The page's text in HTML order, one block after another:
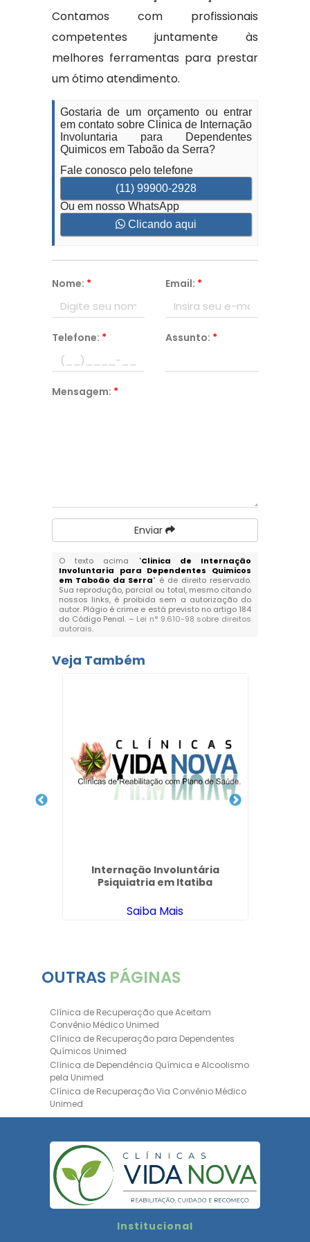
Contamos com profissionais
competentes juntamente às
melhores ferramentas para prestar
um ótimo atendimento.
Gostaria de um orçamento ou entrar
em contato sobre Clinica de Internação
Involuntaria para Dependentes
Quimicos em Taboão da Serra?
Fale conosco pelo telefone
(11) 99900-2928
Ou em nosso WhatsApp
Clicando aqui
Nome: * Email: *
Telefone: * Assunto: *
Mensagem: *
Enviar
O texto acima "Clinica de Internação
Involuntaria para Dependentes Quimicos
em Taboão da Serra" é de direito reservado.
Sua reprodução, parcial ou total, mesmo citando
nossos links, é proibida sem a autorização do
autor. Plágio é crime e está previsto no artigo 184
do Código Penal. – Lei n° 9.610-98 sobre direitos
autorais.
Veja Também
Internação Involuntária
Psiquiatria em Itatiba
Saiba Mais
OUTRAS PÁGINAS
Clínica de Recuperação que Aceitam
Convênio Médico Unimed
Clínica de Recuperação para Dependentes
Químicos Unimed
Clínica de Dependência Química e Alcoolismo
pela Unimed
Clínica de Recuperação Via Convênio Médico
Unimed
Clínica de Recuperação Convênio Bradesco
Bradesco Saúde
Hospital Psiquiátrico para Dependentes
Químicos Unimed
Internação Unimed para Dependentes
Químicos
Bradesco SaúdeInstitucional